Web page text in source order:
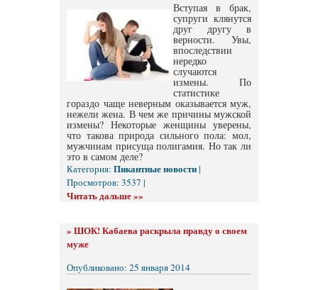
Вступая в брак,
супруги клянутся
друг другу в
верности. Увы,
впоследствии
нередко
случаются
измены. По
статистике
гораздо чаще неверным оказывается муж,
нежели жена. В чем же причины мужской
измены? Некоторые женщины уверены,
что такова природа сильного пола: мол,
мужчинам присуща полигамия. Но так ли
это в самом деле?
Категория: Пикантные новости|
Просмотров: 3537 |
Читать дальше »»
» ШОК! Кабаева раскрыла правду о своем
муже
Опубликовано: 25 января 2014